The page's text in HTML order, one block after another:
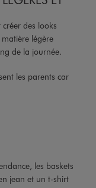
des looks
légère
de la journée.
les parents car
les baskets
jean et un t-shirt